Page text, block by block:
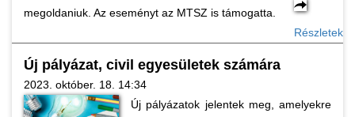
megoldaniuk. Az eseményt az MTSZ is támogatta.
Részletek
Új pályázat, civil egyesületek számára
2023. október. 18. 14:34
Új pályázatok jelentek meg, amelyekre